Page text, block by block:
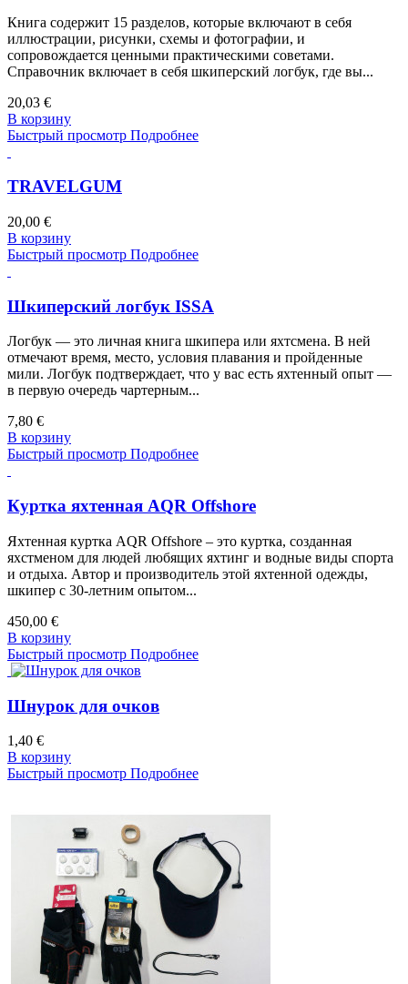
Книга содержит 15 разделов, которые включают в себя
иллюстрации, рисунки, схемы и фотографии, и
сопровождается ценными практическими советами.
Справочник включает в себя шкиперский логбук, где вы...
20,03 €
В корзину
Быстрый просмотр Подробнее
TRAVELGUM
20,00 €
В корзину
Быстрый просмотр Подробнее
Шкиперский логбук ISSA
Логбук — это личная книга шкипера или яхтсмена. В ней
отмечают время, место, условия плавания и пройденные
мили. Логбук подтверждает, что у вас есть яхтенный опыт —
в первую очередь чартерным...
7,80 €
В корзину
Быстрый просмотр Подробнее
Куртка яхтенная AQR Offshore
Яхтенная куртка AQR Offshore – это куртка, созданная
яхстменом для людей любящих яхтинг и водные виды спорта
и отдыха. Автор и производитель этой яхтенной одежды,
шкипер с 30-летним опытом...
450,00 €
В корзину
Быстрый просмотр Подробнее
Шнурок для очков
1,40 €
В корзину
Быстрый просмотр Подробнее